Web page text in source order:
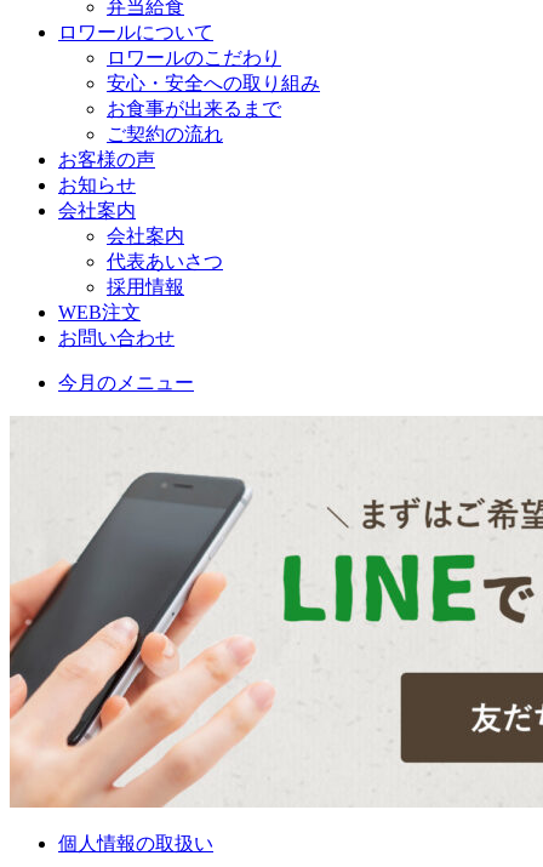
弁当給食
ロワールについて
ロワールのこだわり
安心・安全への取り組み
お食事が出来るまで
ご契約の流れ
お客様の声
お知らせ
会社案内
会社案内
代表あいさつ
採用情報
WEB注文
お問い合わせ
今月のメニュー
個人情報の取扱い